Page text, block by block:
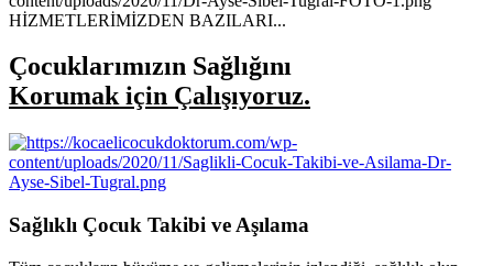
Çocuklarımızın Sağlığını
Sağlıklı Çocuk Takibi ve Aşılama
Tüm çocukların büyüme ve gelişmelerinin izlendiği, sağlıklı olup
olmadıklarının değerlendirildiği, aşı ve sağlık eğitimi gibi koruyucu